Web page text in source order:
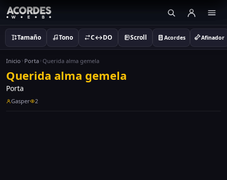
Tamaño Tono C↔DO Scroll Acordes Afinador
Inicio Porta Querida alma gemela
Querida alma gemela
Porta
Gasper 2